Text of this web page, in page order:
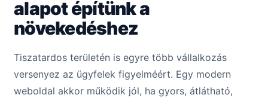
alapot építünk a
növekedéshez
Tiszatar­dos területén is egyre több vállalkozás
versenyez az ügyfelek figyelméért. Egy modern
weboldal akkor működik jól, ha gyors, átlátható,